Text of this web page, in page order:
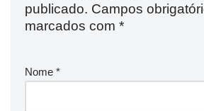
publicado. Campos
marcados com *
Nome *